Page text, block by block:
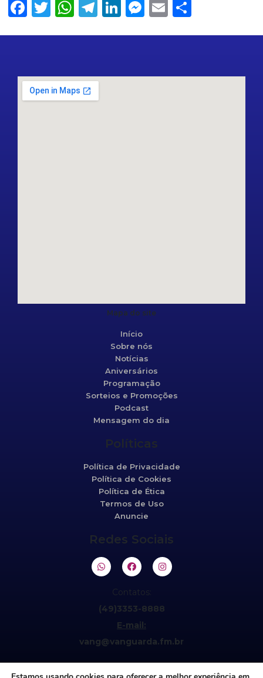
Facebook
Twitter
WhatsApp
Telegram
LinkedIn
Messenger
Email
Mapa do site
Início
Sobre nós
Notícias
Aniversários
Programação
Sorteios e Promoções
Podcast
Mensagem do dia
Políticas
Política de Privacidade
Política de Cookies
Política de Ética
Termos de Uso
Anuncie
Redes Sociais
Contatos:
(49)3353-8888
E-mail:
vang@vanguarda.fm.br